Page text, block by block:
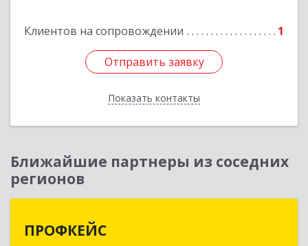
Клиентов на сопровождении 1
Отправить заявку
Показать контакты
Отправить заявку
Назад
Ближайшие партнеры из соседних
регионов
ПРОФКЕЙС